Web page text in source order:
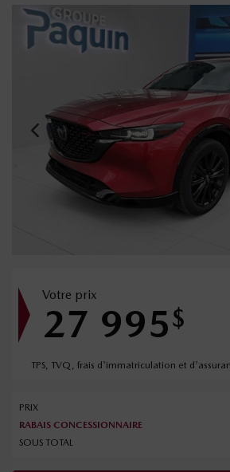
Votre prix
27 995$
TPS, TVQ, frais d'immatriculation et
PRIX
RABAIS CONCESSIONNAIRE
SOUS TOTAL